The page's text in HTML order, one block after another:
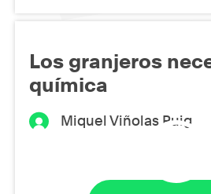
Los granjeros
química
Miquel Viñolas Puig